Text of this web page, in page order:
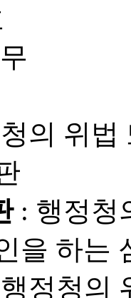
의 위법
: 행정청
을 하는
정청의